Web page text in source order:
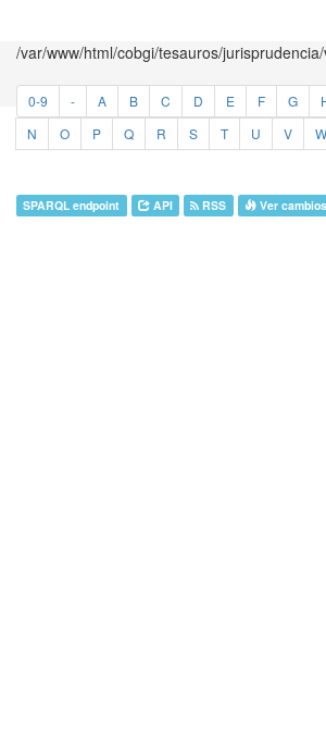
/var/www/html/cobgi/tesauros/
0-9 - A B C D E F G
N
O P Q R S T U V W
SPARQL endpoint API RSS Ver